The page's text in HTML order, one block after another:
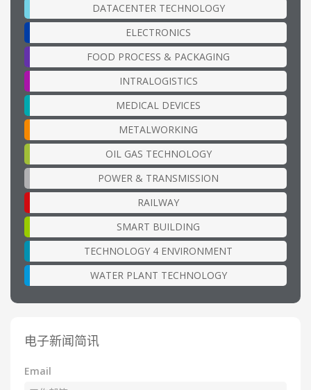
DATACENTER TECHNOLOGY
ELECTRONICS
FOOD PROCESS & PACKAGING
INTRALOGISTICS
MEDICAL DEVICES
METALWORKING
OIL GAS TECHNOLOGY
POWER & TRANSMISSION
RAILWAY
SMART BUILDING
TECHNOLOGY 4 ENVIRONMENT
WATER PLANT TECHNOLOGY
电子新闻简讯
Email